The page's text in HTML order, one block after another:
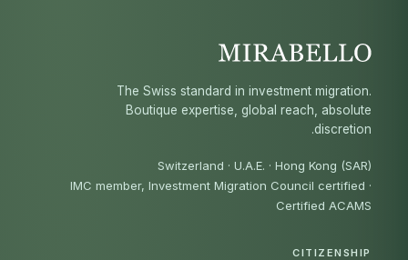
The Swiss standard in investment migration.
Boutique expertise, global reach, absolute
discretion.
Switzerland · U.A.E. · Hong Kong (SAR)
IMC member, Investment Migration Council certified ·
Certified ACAMS
CITIZENSHIP